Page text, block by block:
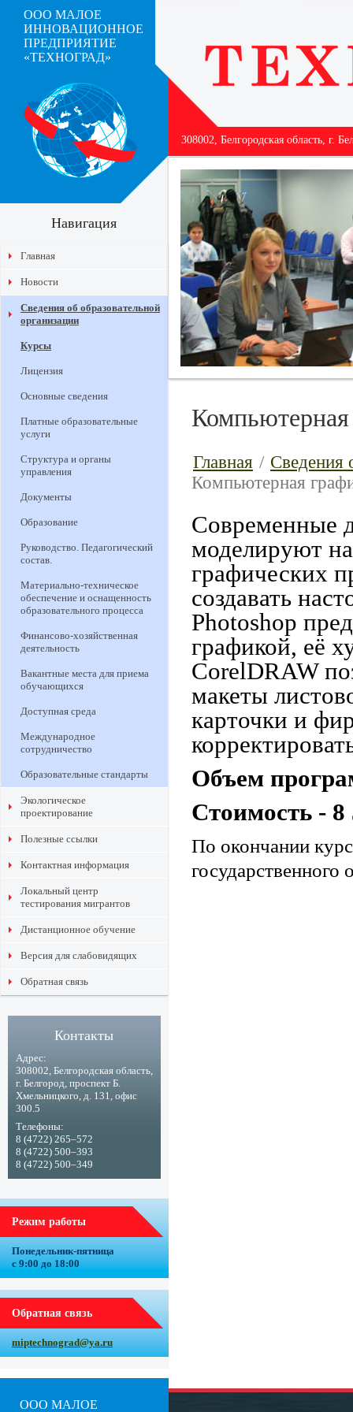
ООО МАЛОЕ
ИННОВАЦИОННОЕ
ПРЕДПРИЯТИЕ
«ТЕХНОГРАД»
308002, Белгородская область, г.
Навигация
Главная
Новости
Сведения об образовательной
организации
Курсы
Лицензия
Основные сведения
Платные образовательные
услуги
Структура и органы
управления
Документы
Образование
Руководство. Педагогический
состав.
Материально-техническое
обеспечение и оснащенность
образовательного процесса
Финансово-хозяйственная
деятельность
Вакантные места для приема
обучающихся
Доступная среда
Международное
сотрудничество
Образовательные стандарты
Экологическое
проектирование
Полезные ссылки
Контактная информация
Локальный центр
тестирования мигрантов
Дистанционное обучение
Версия для слабовидящих
Обратная связь
Контакты
Адрес:
308002, Белгородская область,
г. Белгород, проспект Б.
Хмельницкого, д. 131, офис
300.5
Телефоны:
8 (4722) 265–572
8 (4722) 500–393
8 (4722) 500–349
Режим работы
Понедельник-пятница
с 9:00 до 18:00
Обратная связь
miptechnograd@ya.ru
Главная / Сведения
Компьютерная
Современные
моделируют
графических
создавать
Photoshop
графикой, её
CorelDRAW
макеты
карточки и
Объем
Стоимость - 8
По окончании
государственного
ООО МАЛОЕ